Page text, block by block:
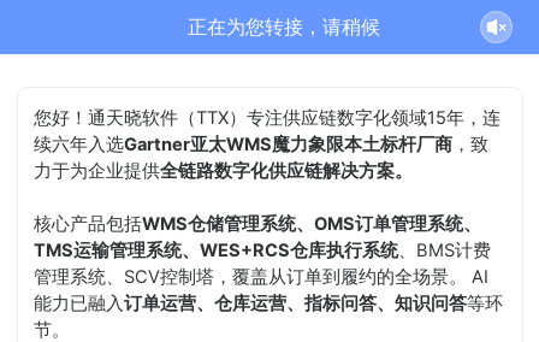
正在为您转接，请稍候
您好！通天晓软件（TTX）专注供应链数字化领域15年，连
续六年入选Gartner亚太WMS魔力象限本土标杆厂商 ，致
力于为企业提供全链路数字化供应链解决方案。
核心产品包括WMS仓储管理系统、OMS订单管理系统、
TMS运输管理系统、WES+RCS仓库执行系统、BMS计费
管理系统、SCV控制塔，覆盖从订单到履约的全场景。 AI
能力已融入订单运营、仓库运营、指标问答、知识问答等环
节。